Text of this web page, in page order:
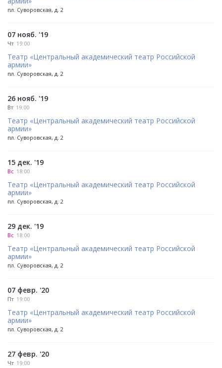
пл. Суворовская, д. 2
07 нояб. '19
Чт 19:00
Театр «Центральный академический театр Российской
армии»
пл. Суворовская, д. 2
26 нояб. '19
Вт 19:00
Театр «Центральный академический театр Российской
армии»
пл. Суворовская, д. 2
15 дек. '19
Вс 18:00
Театр «Центральный академический театр Российской
армии»
пл. Суворовская, д. 2
29 дек. '19
Вс 18:00
Театр «Центральный академический театр Российской
армии»
пл. Суворовская, д. 2
07 февр. '20
Пт 19:00
Театр «Центральный академический театр Российской
армии»
пл. Суворовская, д. 2
27 февр. '20
Чт 19:00